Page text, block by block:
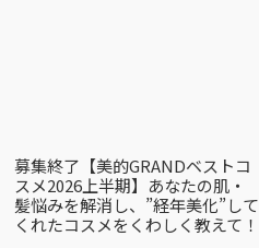
募集終了【美的GRANDベストコ
スメ2026上半期】あなたの肌・
髪悩みを解消し、”経年美化”して
くれたコスメをくわしく教えて！